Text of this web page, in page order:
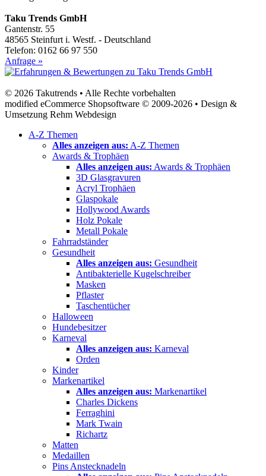
Taku Trends GmbH
Gantenstr. 55
48565 Steinfurt i. Westf. - Deutschland
Telefon: 0162 66 97 550
Anfrage »
© 2026 Takutrends • Alle Rechte vorbehalten
modified eCommerce Shopsoftware © 2009-2026 • Design &
Umsetzung Rehm Webdesign
A-Z Themen
Alles anzeigen aus: A-Z Themen
Awards & Trophäen
Alles anzeigen aus: Awards & Trophäen
3D Glasgravuren
Acryl Trophäen
Glaspokale
Hollywood Awards
Holz Pokale
Metall Pokale
Fahrradständer
Gesundheit
Alles anzeigen aus: Gesundheit
Antibakterielle Kugelschreiber
Masken
Pflaster
Taschentücher
Halloween
Hundebesitzer
Karneval
Alles anzeigen aus: Karneval
Orden
Kinder
Markenartikel
Alles anzeigen aus: Markenartikel
Charles Dickens
Ferraghini
Mark Twain
Richartz
Matten
Medaillen
Pins Anstecknadeln